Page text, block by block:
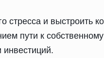
стресса и выстроить
пути к
инвестиций.